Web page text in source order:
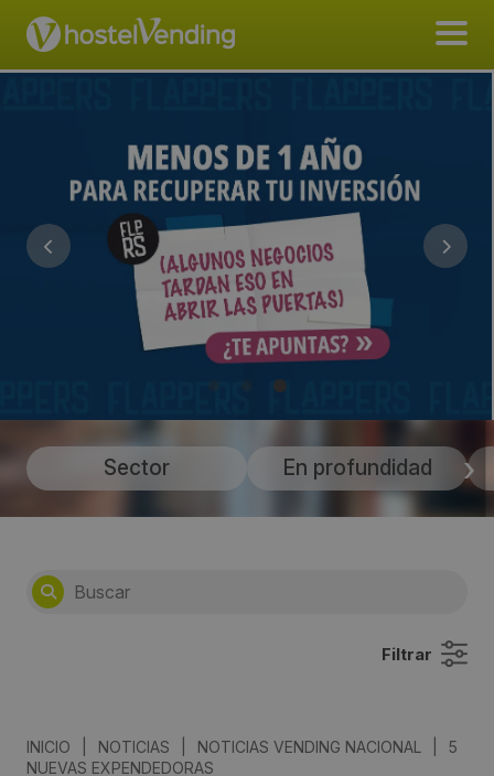
Sector En profundidad
Filtrar
INICIO NOTICIAS NOTICIAS VENDING NACIONAL
5
NUEVAS EXPENDEDORAS